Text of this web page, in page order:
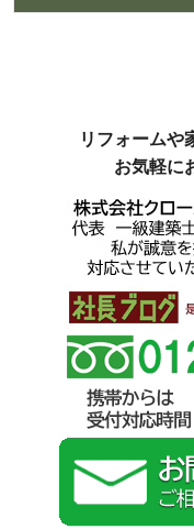
リフォームや
お気軽に